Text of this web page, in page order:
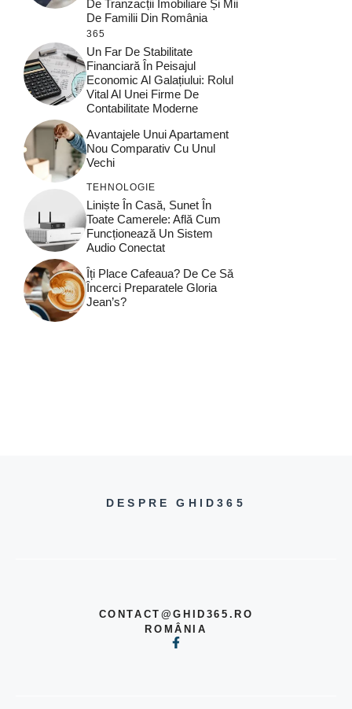
De Tranzacții Imobiliare Și Mii
De Familii Din România
365
Un Far De Stabilitate
Financiară În Peisajul
Economic Al Galațiului: Rolul
Vital Al Unei Firme De
Contabilitate Moderne
Avantajele Unui Apartament
Nou Comparativ Cu Unul
Vechi
TEHNOLOGIE
Liniște În Casă, Sunet În
Toate Camerele: Află Cum
Funcționează Un Sistem
Audio Conectat
Îți Place Cafeaua? De Ce Să
Încerci Preparatele Gloria
Jean’s?
DESPRE GHID365
CONTACT@GHID365.RO
ROMÂNIA